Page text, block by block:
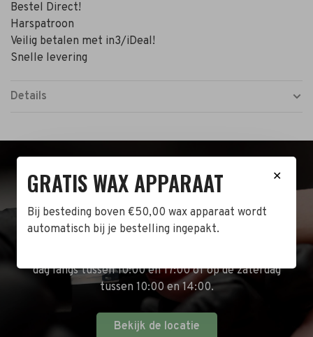
Bestel Direct!
Harspatroon
Veilig betalen met in3/iDeal!
Snelle levering
Details
BEZOEK DE WINKEL!
Naast de online shop hebben wij ook een fysieke
winkel in Zwijndrecht! Het adres is: Antoni van
dag langs tussen 10:00 en 17:00 of op de zaterdag
tussen 10:00 en 14:00.
Bekijk de locatie
✕
GRATIS WAX APPARAAT
Bij besteding boven €50,00 wax apparaat wordt
automatisch bij je bestelling ingepakt.